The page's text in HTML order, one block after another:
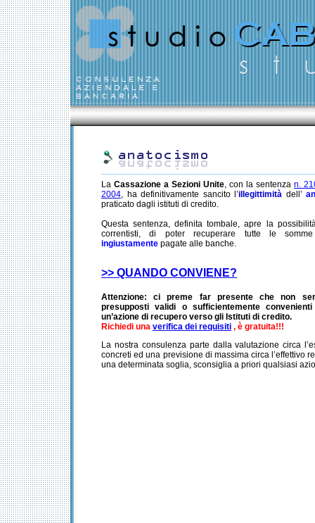
La Cassazione a Sezioni Unite, con la sentenza n.
2004, ha definitivamente sancito l’illegittimità dell’
praticato dagli istituti di credito.
Questa sentenza, definita tombale, apre la
correntisti, di poter recuperare tutte le
ingiustamente pagate alle banche.
>> QUANDO CONVIENE?
Attenzione: ci preme far presente che non
presupposti validi o sufficientemente
un’azione di recupero verso gli Istituti di credito.
Richiedi una verifica dei requisiti , è gratuita!!!
La nostra consulenza parte dalla valutazione circa
concreti ed una previsione di massima circa l’effettivo
una determinata soglia, sconsiglia a priori qualsiasi